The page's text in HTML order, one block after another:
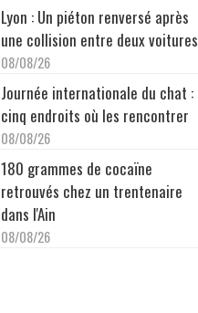
Lyon : Un piéton renversé après
une collision entre deux voitures
08/08/26
Journée internationale du chat :
cinq endroits où les rencontrer
08/08/26
180 grammes de cocaïne
retrouvés chez un trentenaire
dans l'Ain
08/08/26